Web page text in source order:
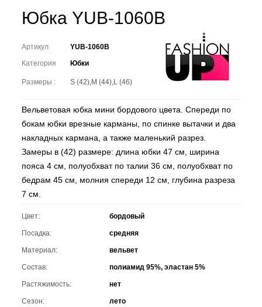
Юбка YUB-1060B
Артикул
YUB-1060B
Категория
Юбки
Размеры : S (42),M (44),L (46)
Вельветовая юбка мини бордового цвета. Спереди по
бокам юбки врезные карманы, по спинке вытачки и два
накладных кармана, а также маленький разрез.
Замеры в (42) размере: длина юбки 47 см, ширина
пояса 4 см, полуобхват по талии 36 см, полуобхват по
бедрам 45 см, молния спереди 12 см, глубина разреза
7 см.
Цвет: бордовый
Посадка: средняя
Материал: вельвет
Состав: полиамид 95%, эластан 5%
Растяжимость: нет
Сезон: лето